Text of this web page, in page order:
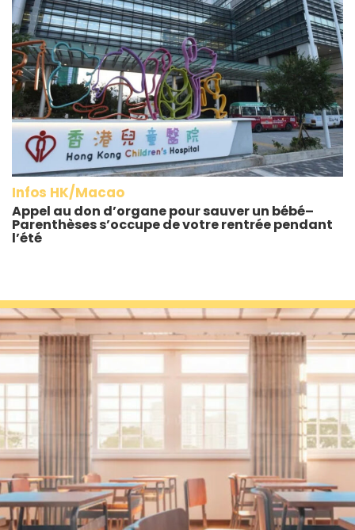
Infos HK/Macao
Appel au don d’organe pour sauver un bébé–
Parenthèses s’occupe de votre rentrée pendant
l’été